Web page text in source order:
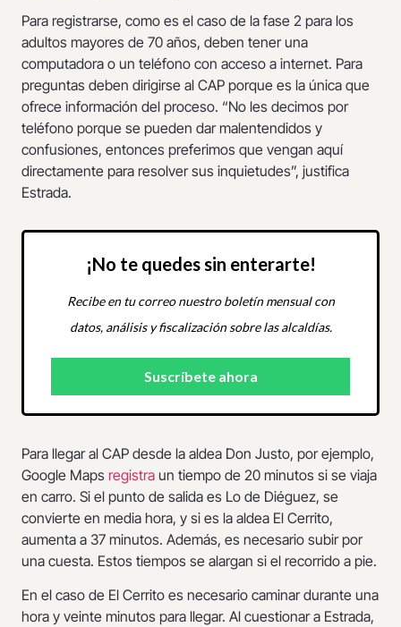
Para registrarse, como es el caso de la fase 2 para los
adultos mayores de 70 años, deben tener una
computadora o un teléfono con acceso a internet. Para
preguntas deben dirigirse al CAP porque es la única que
ofrece información del proceso. “No les decimos por
teléfono porque se pueden dar malentendidos y
confusiones, entonces preferimos que vengan aquí
directamente para resolver sus inquietudes”, justifica
Estrada.
¡No te quedes sin enterarte!
Recibe en tu correo nuestro boletín mensual con
datos, análisis y fiscalización sobre las alcaldías.
Para llegar al CAP desde la aldea Don Justo, por ejemplo,
Google Maps registra un tiempo de 20 minutos si se viaja
en carro. Si el punto de salida es Lo de Diéguez, se
convierte en media hora, y si es la aldea El Cerrito,
aumenta a 37 minutos. Además, es necesario subir por
una cuesta. Estos tiempos se alargan si el recorrido a pie.
En el caso de El Cerrito es necesario caminar durante una
hora y veinte minutos para llegar. Al cuestionar a Estrada,